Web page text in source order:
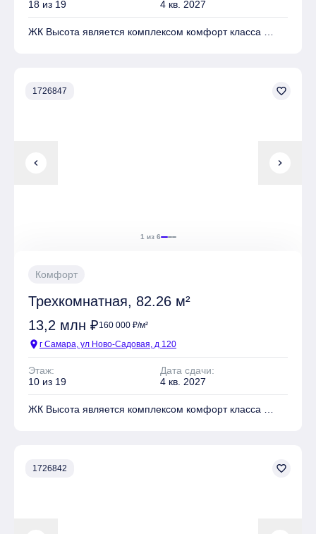
18 из 19 4 кв. 2027
ЖК Высота является комплексом комфорт класса
chevron_left chevron_right
1 из 6
1726847 favorite_border
Комфорт
Трехкомнатная, 82.26 м²
13,2 млн ₽160 000 ₽/м²
location_on г Самара, ул Ново-Садовая, д 120
Этаж:
10 из 19
Дата сдачи:
4 кв. 2027
ЖК Высота является комплексом комфорт класса
1726842 favorite_border